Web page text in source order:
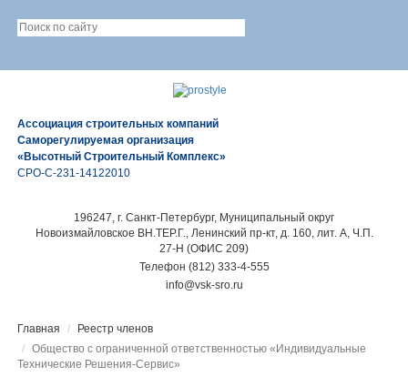
Ассоциация строительных компаний
Саморегулируемая организация
«Высотный Строительный Комплекс»
СРО-С-231-14122010
196247, г. Санкт-Петербург, Муниципальный округ
Новоизмайловское ВН.ТЕР.Г., Ленинский пр-кт, д. 160, лит. А, Ч.П.
27-Н (ОФИС 209)
Телефон (812) 333-4-555
info@vsk-sro.ru
Главная
Реестр членов
Общество с ограниченной ответственностью «Индивидуальные
Технические Решения-Сервис»